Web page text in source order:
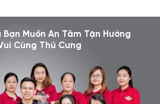
Bạn Muốn An Tâm Tận Hưởng
Cùng Thú Cưng